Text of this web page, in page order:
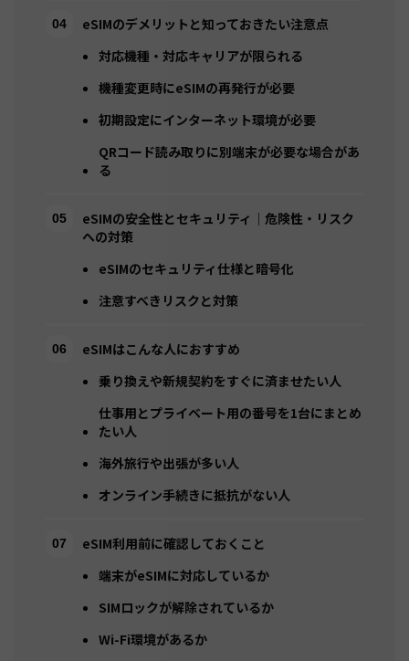
eSIMのデメリットと知っておきたい注意点
対応機種・対応キャリアが限られる
機種変更時にeSIMの再発行が必要
初期設定にインターネット環境が必要
QRコード読み取りに別端末が必要な場合があ
る
eSIMの安全性とセキュリティ｜危険性・リスク
への対策
eSIMのセキュリティ仕様と暗号化
注意すべきリスクと対策
eSIMはこんな人におすすめ
乗り換えや新規契約をすぐに済ませたい人
仕事用とプライベート用の番号を1台にまとめ
たい人
海外旅行や出張が多い人
オンライン手続きに抵抗がない人
eSIM利用前に確認しておくこと
端末がeSIMに対応しているか
SIMロックが解除されているか
Wi-Fi環境があるか